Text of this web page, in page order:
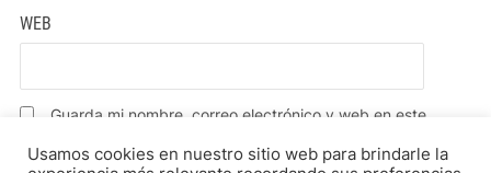
WEB
Guarda mi nombre, correo electrónico y web en este
Usamos cookies en nuestro sitio web para brindarle la